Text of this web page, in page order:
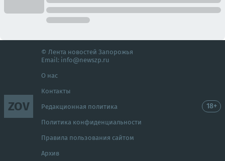
ZOV
© Лента новостей Запорожья
Email: info@newszp.ru
О нас
Контакты
Редакционная политика
Политика конфиденциальности
Правила пользования сайтом
Архив
18+